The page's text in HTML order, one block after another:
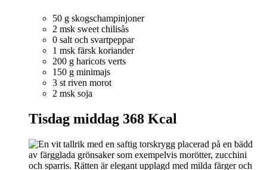
50 g skogschampinjoner
2 msk sweet chilisås
0 salt och svartpeppar
1 msk färsk koriander
200 g haricots verts
150 g minimajs
3 st riven morot
2 msk soja
Tisdag middag 368 Kcal